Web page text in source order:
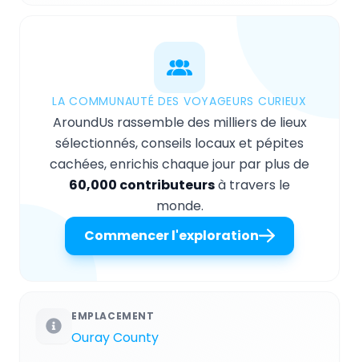
LA COMMUNAUTÉ DES VOYAGEURS CURIEUX
AroundUs rassemble des milliers de lieux
sélectionnés, conseils locaux et pépites
cachées, enrichis chaque jour par plus de
60,000 contributeursà travers le
monde.
Commencer l'exploration
EMPLACEMENT
Ouray County